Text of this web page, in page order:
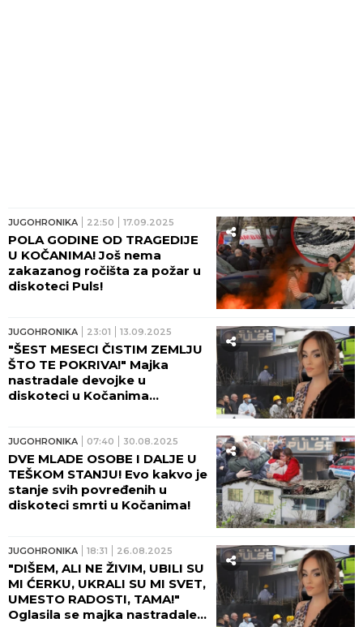
JUGOHRONIKA 22:50 17.09.2025
POLA GODINE OD TRAGEDIJE
U KOČANIMA! Još nema
zakazanog ročišta za požar u
diskoteci Puls!
JUGOHRONIKA 23:01 13.09.2025
"ŠEST MESECI ČISTIM ZEMLJU
ŠTO TE POKRIVA!" Majka
nastradale devojke u
diskoteci u Kočanima
JUGOHRONIKA 07:40 30.08.2025
DVE MLADE OSOBE I DALJE U
TEŠKOM STANJU! Evo kakvo je
stanje svih povređenih u
diskoteci smrti u Kočanima!
JUGOHRONIKA 18:31 26.08.2025
"DIŠEM, ALI NE ŽIVIM, UBILI SU
MI ĆERKU, UKRALI SU MI SVET,
UMESTO RADOSTI, TAMA!"
Oglasila se majka nastradale